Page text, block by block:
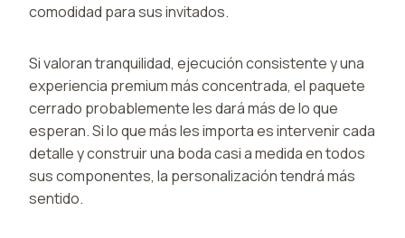
comodidad para sus invitados.
Si valoran tranquilidad, ejecución consistente y una
experiencia premium más concentrada, el paquete
cerrado probablemente les dará más de lo que
esperan. Si lo que más les importa es intervenir cada
detalle y construir una boda casi a medida en todos
sus componentes, la personalización tendrá más
sentido.